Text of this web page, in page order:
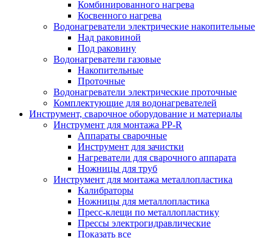
Комбинированного нагрева
Косвенного нагрева
Водонагреватели электрические накопительные
Над раковиной
Под раковину
Водонагреватели газовые
Накопительные
Проточные
Водонагреватели электрические проточные
Комплектующие для водонагревателей
Инструмент, сварочное оборудование и материалы
Инструмент для монтажа PP-R
Аппараты сварочные
Инструмент для зачистки
Нагреватели для сварочного аппарата
Ножницы для труб
Инструмент для монтажа металлопластика
Калибраторы
Ножницы для металлопластика
Пресс-клещи по металлопластику
Прессы электрогидравлические
Показать все